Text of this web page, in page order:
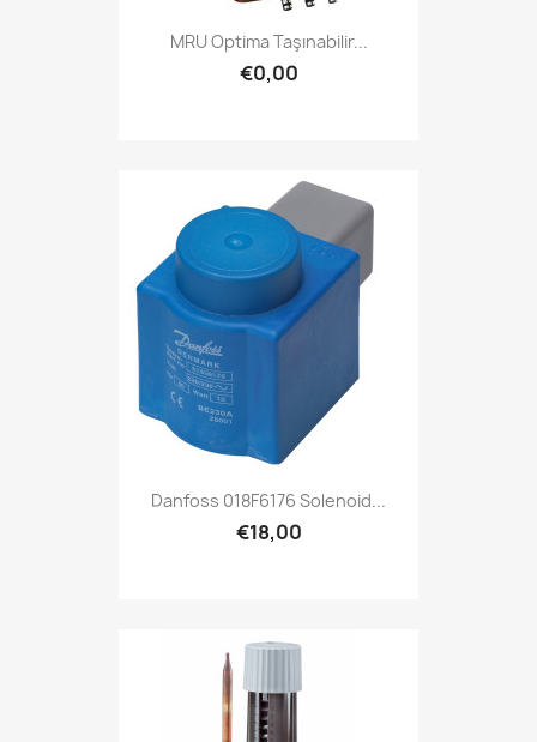
MRU Optima Taşınabilir...
€0,00
Danfoss 018F6176 Solenoid...
€18,00